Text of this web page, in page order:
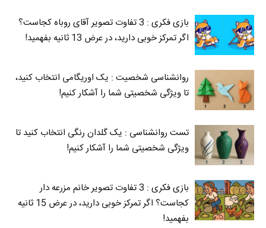
بازی فکری : 3 تفاوت تصویر آقای روباه کجاست؟
اگر تمرکز خوبی دارید، در عرض 13 ثانیه بفهمید!
روانشناسی شخصیت : یک اوریگامی انتخاب کنید،
تا ویژگی شخصیتی شما را آشکار کنیم!
تست روانشناسی : یک گلدان رنگی انتخاب کنید تا
ویژگی شخصیتی شما را آشکار کنیم!
بازی فکری : 3 تفاوت تصویر خانم مزرعه دار
کجاست؟ اگر تمرکز خوبی دارید، در عرض 15 ثانیه
بفهمید!